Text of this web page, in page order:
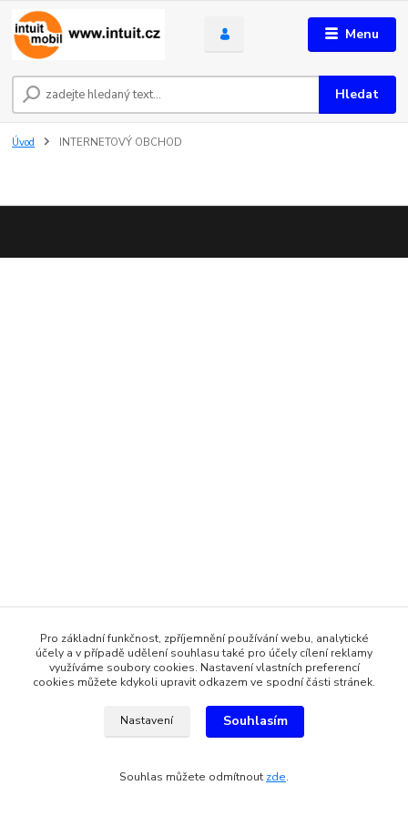
Menu
Hledat
Úvod INTERNETOVÝ OBCHOD
Pro základní funkčnost, zpříjemnění používání webu, analytické
účely a v případě udělení souhlasu také pro účely cílení reklamy
využíváme soubory cookies. Nastavení vlastních preferencí
cookies můžete kdykoli upravit odkazem ve spodní části stránek.
Nastavení Souhlasím
Souhlas můžete odmítnout zde.